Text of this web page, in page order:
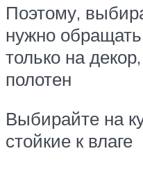
Поэтому,
нужно
только на
полотен
Выбирайте на
стойкие к влаге